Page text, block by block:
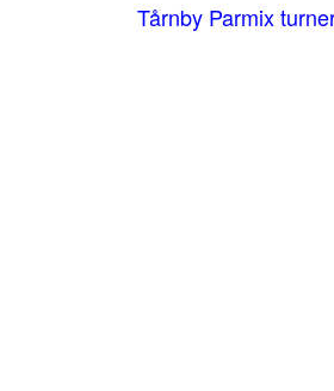
Tårnby Parmix